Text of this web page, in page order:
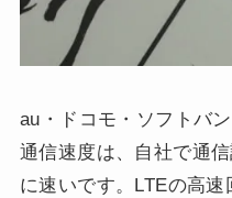
au・ドコモ・ソフトバ
通信速度は、自社で通
に速いです。LTEの高